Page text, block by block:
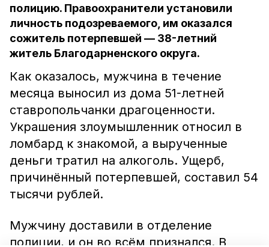
полицию. Правоохранители установили
личность подозреваемого, им оказался
сожитель потерпевшей — 38-летний
житель Благодарненского округа.
Как оказалось, мужчина в течение
месяца выносил из дома 51-летней
ставропольчанки драгоценности.
Украшения злоумышленник относил в
ломбард к знакомой, а вырученные
деньги тратил на алкоголь. Ущерб,
причинённый потерпевшей, составил 54
тысячи рублей.
Мужчину доставили в отделение
полиции, и он во всём признался. В